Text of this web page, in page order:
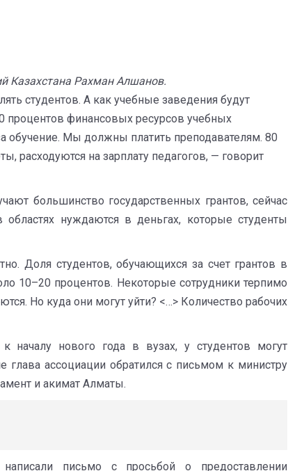
Казахстана Рахман Алшанов.
студентов. А как учебные заведения будут
процентов финансовых ресурсов учебных
обучение. Мы должны платить преподавателям. 80
расходуются на зарплату педагогов, — говорит
большинство государственных грантов, сейчас
нуждаются в деньгах, которые студенты
Доля студентов, обучающихся за счет грантов в
10–20 процентов. Некоторые сотрудники терпимо
Но куда они могут уйти? <…> Количество рабочих
началу нового года в вузах, у студентов могут
глава ассоциации обратился с письмом к министру
и акимат Алматы.
письмо с просьбой о предоставлении